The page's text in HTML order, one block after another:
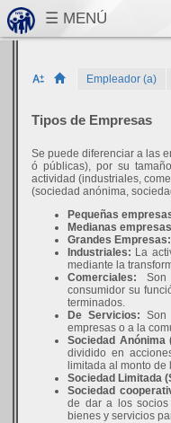
Empleador (a)
Tipos de Empresas
Se puede diferenciar a las
ó públicas), por su
actividad (industriales,
(sociedad anónima,
Pequeñas
Medianas
Grandes Empresas:
Industriales: La
mediante la
Comerciales: Son
consumidor su
terminados.
De Servicios: Son
empresas o a la
Sociedad Anónima
dividido en
limitada al monto
Sociedad Limitada
Sociedad
de dar a los
bienes y servicios